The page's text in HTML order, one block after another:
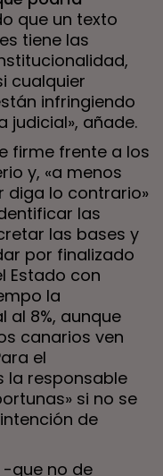
que un texto
tiene las
cualquier
infringiendo
judicial», añade.
firme frente a los
y, «a menos
diga lo contrario»
las
las bases y
por finalizado
Estado con
la
al 8%, aunque
canarios ven
el
la responsable
si no se
de
-que no de